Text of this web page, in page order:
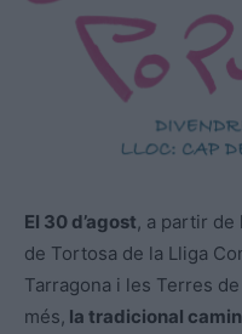
El 30 d’agost, a partir de
de Tortosa de la Lliga
Tarragona i les Terres
més, la tradicional